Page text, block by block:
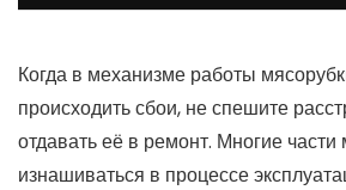
Когда в механизме работы
происходить сбои, не спешите
отдавать её в ремонт. Многие части
изнашиваться в процессе